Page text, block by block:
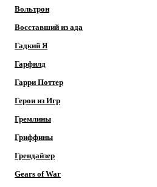
Вольтрон
Восставший из ада
Гадкий Я
Гарфилд
Гарри Поттер
Герои из Игр
Гремлины
Гриффины
Грендайзер
Gears of War